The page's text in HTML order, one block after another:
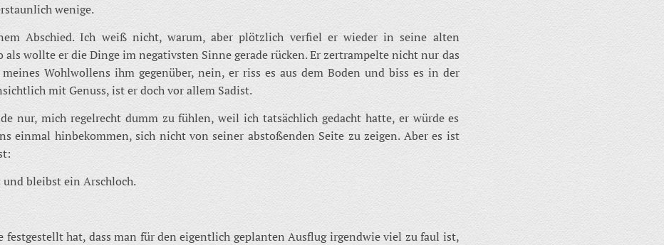
wenige.
Abschied. Ich weiß nicht, warum, aber plötzlich verfiel er wieder in seine alten
als wollte er die Dinge im negativsten Sinne gerade rücken. Er zertrampelte nicht nur das
Wohlwollens ihm gegenüber, nein, er riss es aus dem Boden und biss es in der
mit Genuss, ist er doch vor allem Sadist.
nur, mich regelrecht dumm zu fühlen, weil ich tatsächlich gedacht hatte, er würde es
einmal hinbekommen, sich nicht von seiner abstoßenden Seite zu zeigen. Aber es ist
und bleibst ein Arschloch.
festgestellt hat, dass man für den eigentlich geplanten Ausflug irgendwie viel zu faul ist,